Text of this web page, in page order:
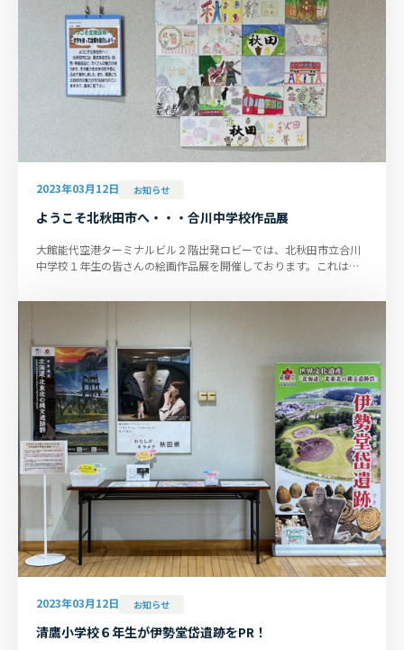
2023年03月12日 お知らせ
ようこそ北秋田市へ・・・合川中学校作品展
大館能代空港ターミナルビル２階出発ロビーでは、北秋田市立合川
中学校１年生の皆さんの絵画作品展を開催しております。これは同
2023年03月12日 お知らせ
清鷹小学校６年生が伊勢堂岱遺跡をPR！